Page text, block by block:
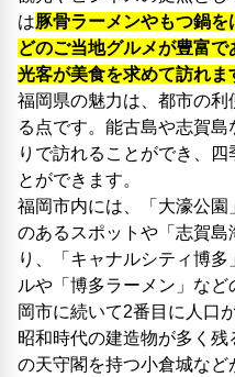
は豚骨ラーメンやもつ鍋
どのご当地グルメが豊富
光客が美食を求めて訪れま
福岡県の魅力は、都市の
る点です。能古島や志賀
りで訪れることができ、
とができます。
福岡市内には、「大濠公
のあるスポットや「志賀
り、「キャナルシティ博
ルや「博多ラーメン」な
岡市に続いて2番目に人口
昭和時代の建造物が多く
の天守閣を持つ小倉城な